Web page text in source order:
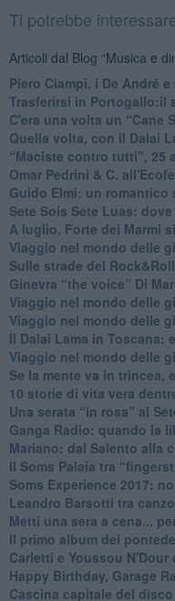
Ti potrebbe
Articoli dal Blog “Musica e
​Piero Ciampi, i De André
​Trasferirsi in Portogallo:il
​C'era una volta un “Cane
Quella volta, con il Dalai
​“Maciste contro tutti”, 25
​Omar Pedrini & C.
Guido Elmi: un romantico
Sete Soís Sete Luas:
​A luglio, Forte dei Marmi
Viaggio nel mondo delle
Sulle strade del
​Ginevra “the voice” Di
Viaggio nel mondo delle
​Viaggio nel mondo delle
Il Dalai Lama in Toscana:
Viaggio nel mondo delle
Se la mente va in trincea,
​10 storie di vita vera
​Una serata “in rosa” al
Ganga Radio: quando la
Mariano: dal Salento alla
​Il Soms Palaia tra
Soms Experience 2017:
​Leandro Barsotti tra
​Metti una sera a cena...
​Il primo album dei
Carletti e Youssou N'Dour
Happy Birthday, Garage
​Cascina capitale del